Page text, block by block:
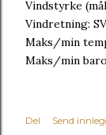
Vindstyrke
Vindretning:
Maks/min
Maks/min
Del Send